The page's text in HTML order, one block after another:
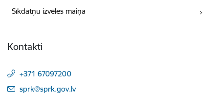
Sīkdatņu izvēles maiņa
Kontakti
+371 67097200
E-pasts:
sprk@sprk.gov.lv